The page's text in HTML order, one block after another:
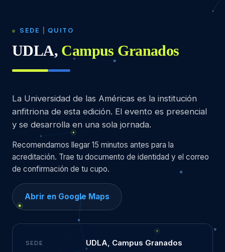
SEDE QUITO
UDLA, Campus Granados
La Universidad de las Américas es la institución
anfitriona de esta edición. El evento es presencial
y se desarrolla en una sola jornada.
Recomendamos llegar 15 minutos antes para la
acreditación. Trae tu documento de identidad y el correo
de confirmación de tu cupo.
Abrir en Google Maps
SEDE UDLA, Campus Granados